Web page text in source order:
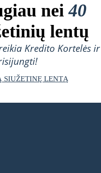
nei40
lentų
Kredito Kortelės ir
SIUŽETINĘ LENTĄ